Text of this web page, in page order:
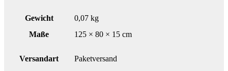
Gewicht
0,07 kg
Maße
125 × 80 × 15 cm
Versandart Paketversand